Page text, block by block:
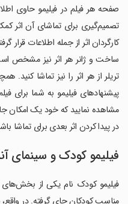
صفحه هر فیلم در فیلیمو حاوی
تصمیم‌گیری برای تماشای آن اثر
کارگردان اثر از جمله اطلاعات
ساخت و ژانر هر اثر نیز مشخص
تریلر از هر اثر را نیز تماشا کنید.
پیشنهادهای فیلیمو به شما برای
مشاهده نمایید که خود یک امکان
در پیدا کردن اثر بعدی برای تماشا
فیلیمو کودک و سینمای
فیلیمو کودک نام یکی از